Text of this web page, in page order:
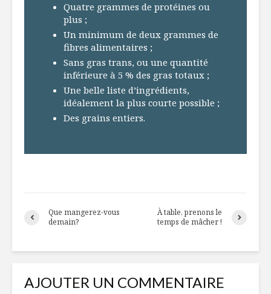
Quatre grammes de protéines ou
plus ;
Un minimum de deux grammes de
fibres alimentaires ;
Sans gras trans, ou une quantité
inférieure à 5 % des gras totaux ;
Une belle liste d’ingrédients,
idéalement la plus courte possible ;
Des grains entiers.
Que mangerez-vous
demain?
À table, prenons le
temps de mâcher !
AJOUTER UN COMMENTAIRE